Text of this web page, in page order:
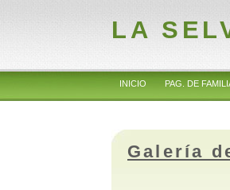
LA
INICIO PAG. DE
Galería